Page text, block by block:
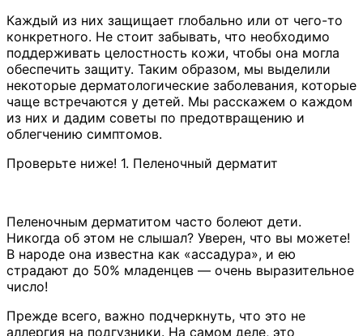
Каждый из них защищает глобально или от чего-то
конкретного. Не стоит забывать, что необходимо
поддерживать целостность кожи, чтобы она могла
обеспечить защиту. Таким образом, мы выделили
некоторые дерматологические заболевания, которые
чаще встречаются у детей. Мы расскажем о каждом
из них и дадим советы по предотвращению и
облегчению симптомов.
Проверьте ниже! 1. Пеленочный дерматит
Пеленочным дерматитом часто болеют дети.
Никогда об этом не слышал? Уверен, что вы можете!
В народе она известна как «ассадура», и ею
страдают до 50% младенцев — очень выразительное
число!
Прежде всего, важно подчеркнуть, что это не
аллергия на подгузники. На самом деле, это